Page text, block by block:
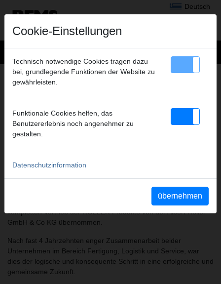
Deutsch
PRODUKTDOKUMENTE ROLLER
kompletten Vertrieb der ROLLER Produkte von der Albert Roller
GmbH & Co KG übernommen.
Nach fast 4 Jahrzehnten enger Zusammenarbeit beider
Unternehmen im Bereich Fertigung, Logistik und Service, war
dies der logische und konsequente Schritt in eine erfolgreiche und
gemeinsame Zukunft.
Cookie-Einstellungen
Technisch notwendige Cookies tragen dazu
bei, grundlegende Funktionen der Website zu
gewährleisten.
Funktionale Cookies helfen, das
Benutzererlebnis noch angenehmer zu
gestalten.
Datenschutzinformation
übernehmen